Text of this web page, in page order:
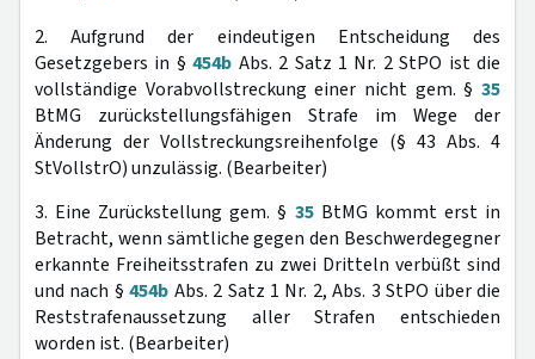
2. Aufgrund der eindeutigen Entscheidung des
Gesetzgebers in §454b Abs. 2 Satz 1 Nr. 2 StPO ist die
vollständige Vorabvollstreckung einer nicht gem. § 35
BtMG zurückstellungsfähigen Strafe im Wege der
Änderung der Vollstreckungsreihenfolge (§ 43 Abs. 4
StVollstrO) unzulässig. (Bearbeiter)
3. Eine Zurückstellung gem. § 35BtMG kommt erst in
Betracht, wenn sämtliche gegen den Beschwerdegegner
erkannte Freiheitsstrafen zu zwei Dritteln verbüßt sind
und nach §454b Abs. 2 Satz 1 Nr. 2, Abs. 3 StPO über die
Reststrafenaussetzung aller Strafen entschieden
worden ist. (Bearbeiter)